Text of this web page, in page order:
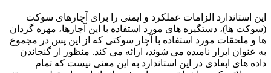
این استاندارد الزامات عملکرد و ایمنی را برای آچارهای سوکت
(سوکت ها)، دستگیره های مورد استفاده با این آچارها، مهره گردان
ها و ملحقات مورد استفاده با آچار سوکتی که از این پس در مجموع
به عنوان ابزار نامیده می شوند، ارائه می کند. منظور از گنجاندن
داده های ابعادی در این استاندارد به این معنی نیست که تمام